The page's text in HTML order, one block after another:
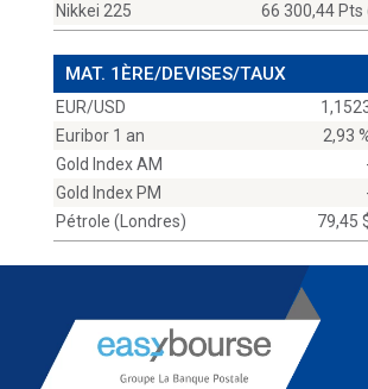
Nikkei 225
66 300,44 Pts
MAT. 1ÈRE/DEVISES/TAUX
EUR/USD
Euribor 1 an
2,93
Gold Index AM
Gold Index PM
Pétrole (Londres)
79,45